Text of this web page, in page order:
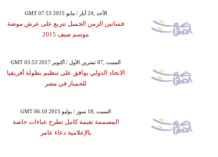
GMT 07:53 2015 الأحد ,24 أيار / مايو
فساتين الزمن الجميل تتربع على عرش موضة
موسم صيف 2015
GMT 03:53 2017 السبت ,07 تشرين الأول / أكتوبر
الاتحاد الدولي يوافق على تنظيم بطولة أفريقيا
للجمباز في مصر
GMT 06:10 2015 السبت ,18 تموز / يوليو
المصممة نعيمة كامل تطرح عباءات خاصة
بالإعلامية دعاء عامر